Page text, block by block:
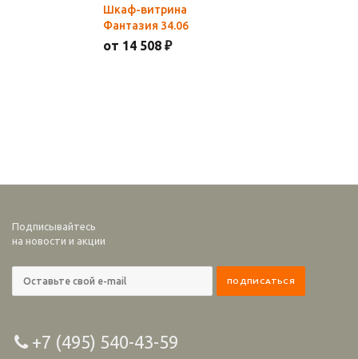
Шкаф-витрина
Фантазия 34.06
от 14 508 ₽
Подписывайтесь
на новости и акции
+7 (495) 540-43-59